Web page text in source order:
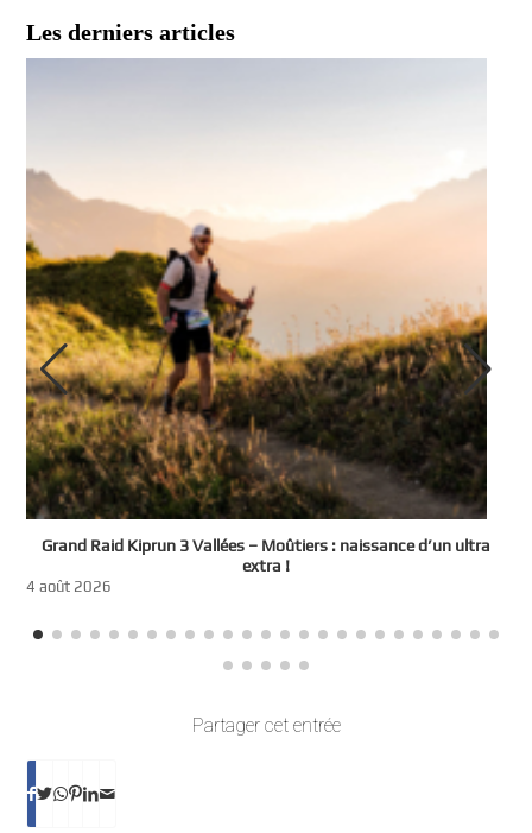
Les derniers articles
Grand Raid Kiprun 3 Vallées – Moûtiers : naissance d’un ultra
extra !
4 août 2026
Partager cet entrée